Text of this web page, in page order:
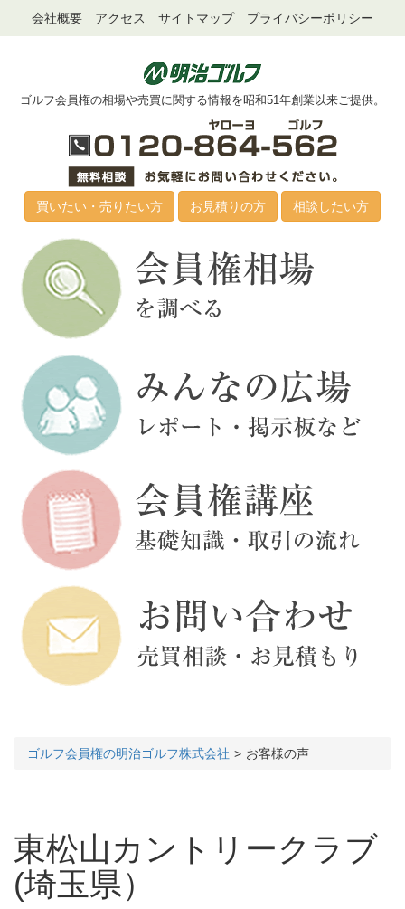
会社概要 アクセス サイトマップ プライバシーポリシー
ゴルフ会員権の相場や売買に関する情報を昭和51年創業以来ご提供。
買いたい・売りたい方 お見積りの方 相談したい方
ゴルフ会員権の明治ゴルフ株式会社 お客様の声
東松山カントリークラブ
(埼玉県）